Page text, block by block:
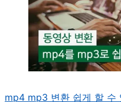
mp4 mp3 변환 쉽게 할 수